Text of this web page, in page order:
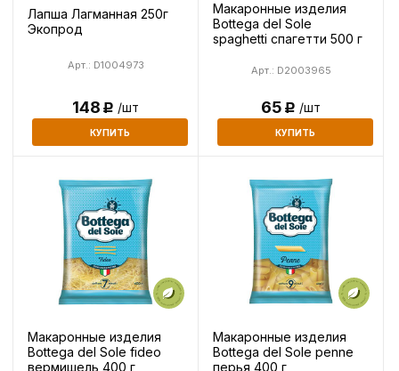
Лапша Лагманная 250г
Экопрод
Арт.: D1004973
148Р /шт
КУПИТЬ
Макаронные изделия
Bottega del Sole
spaghetti спагетти 500 г
Арт.: D2003965
65Р /шт
КУПИТЬ
Макаронные изделия
Bottega del Sole fideo
вермишель 400 г
Макаронные изделия
Bottega del Sole penne
перья 400 г